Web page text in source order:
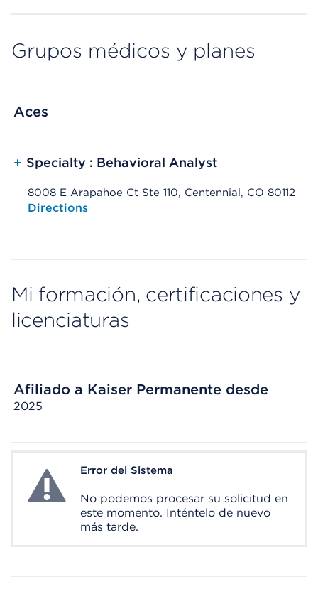
Grupos médicos y planes
Aces
+ Specialty : Behavioral Analyst
8008 E Arapahoe Ct Ste 110, Centennial, CO 80112
Opens native map application on mobile devices
Directions
Mi formación, certificaciones y
licenciaturas
Afiliado a Kaiser Permanente desde
2025
System ErrorError del Sistema
No podemos procesar su solicitud en
este momento. Inténtelo de nuevo
más tarde.